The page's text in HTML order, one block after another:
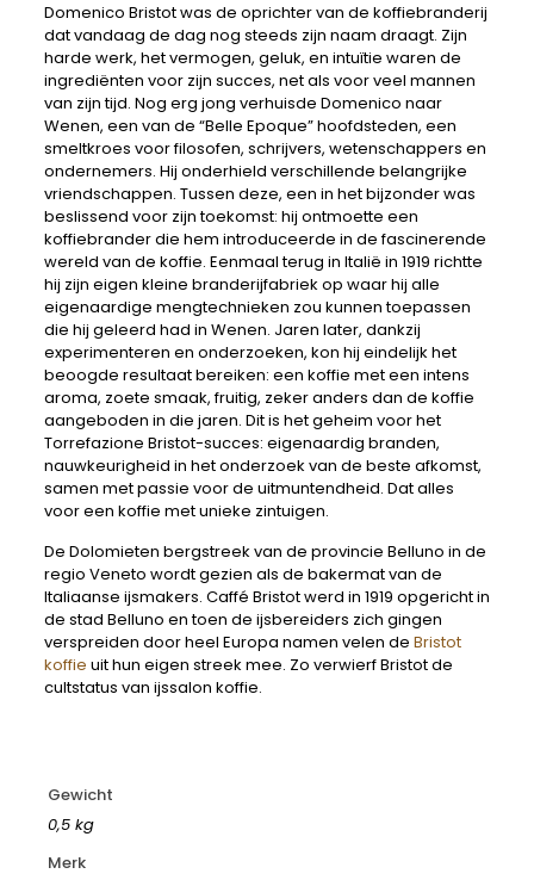
Domenico Bristot was de oprichter van de koffiebranderij
dat vandaag de dag nog steeds zijn naam draagt. Zijn
harde werk, het vermogen, geluk, en intuïtie waren de
ingrediënten voor zijn succes, net als voor veel mannen
van zijn tijd. Nog erg jong verhuisde Domenico naar
Wenen, een van de “Belle Epoque” hoofdsteden, een
smeltkroes voor filosofen, schrijvers, wetenschappers en
ondernemers. Hij onderhield verschillende belangrijke
vriendschappen. Tussen deze, een in het bijzonder was
beslissend voor zijn toekomst: hij ontmoette een
koffiebrander die hem introduceerde in de fascinerende
wereld van de koffie. Eenmaal terug in Italië in 1919 richtte
hij zijn eigen kleine branderijfabriek op waar hij alle
eigenaardige mengtechnieken zou kunnen toepassen
die hij geleerd had in Wenen. Jaren later, dankzij
experimenteren en onderzoeken, kon hij eindelijk het
beoogde resultaat bereiken: een koffie met een intens
aroma, zoete smaak, fruitig, zeker anders dan de koffie
aangeboden in die jaren. Dit is het geheim voor het
Torrefazione Bristot-succes: eigenaardig branden,
nauwkeurigheid in het onderzoek van de beste afkomst,
samen met passie voor de uitmuntendheid. Dat alles
voor een koffie met unieke zintuigen.
De Dolomieten bergstreek van de provincie Belluno in de
regio Veneto wordt gezien als de bakermat van de
Italiaanse ijsmakers. Caffé Bristot werd in 1919 opgericht in
de stad Belluno en toen de ijsbereiders zich gingen
verspreiden door heel Europa namen velen de Bristot
koffie uit hun eigen streek mee. Zo verwierf Bristot de
cultstatus van ijssalon koffie.
Gewicht
0,5 kg
Merk